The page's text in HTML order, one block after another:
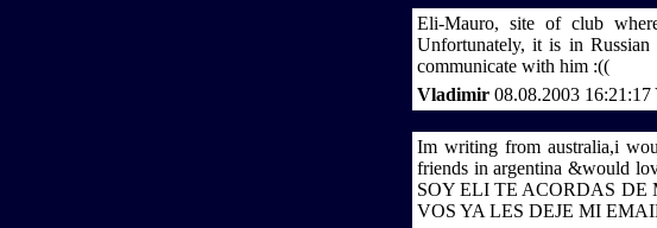
Eli-Mauro, site of club
Unfortunately, it is in
communicate with him :((
Vladimir 08.08.2003 16:21:17
Im writing from australia,i
friends in argentina &would
SOY ELI TE ACORDAS DE
VOS YA LES DEJE MI